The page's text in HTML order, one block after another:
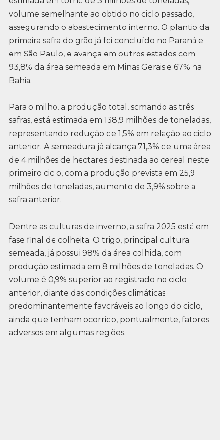
volume semelhante ao obtido no ciclo passado,
assegurando o abastecimento interno. O plantio da
primeira safra do grão já foi concluído no Paraná e
em São Paulo, e avança em outros estados com
93,8% da área semeada em Minas Gerais e 67% na
Bahia.
Para o milho, a produção total, somando as três
safras, está estimada em 138,9 milhões de toneladas,
representando redução de 1,5% em relação ao ciclo
anterior. A semeadura já alcança 71,3% de uma área
de 4 milhões de hectares destinada ao cereal neste
primeiro ciclo, com a produção prevista em 25,9
milhões de toneladas, aumento de 3,9% sobre a
safra anterior.
Dentre as culturas de inverno, a safra 2025 está em
fase final de colheita. O trigo, principal cultura
semeada, já possui 98% da área colhida, com
produção estimada em 8 milhões de toneladas. O
volume é 0,9% superior ao registrado no ciclo
anterior, diante das condições climáticas
predominantemente favoráveis ao longo do ciclo,
ainda que tenham ocorrido, pontualmente, fatores
adversos em algumas regiões.